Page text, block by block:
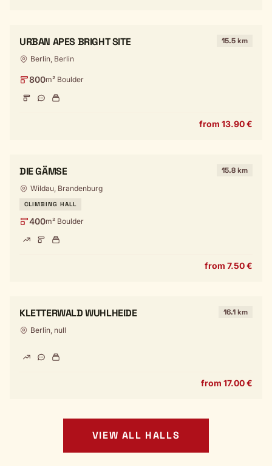
URBAN APES BRIGHT SITE 15.5 km
Berlin, Berlin
800m² Boulder
from 13.90 €
DIE GÄMSE 15.8 km
Wildau, Brandenburg
CLIMBING HALL
400m² Boulder
from 7.50 €
KLETTERWALD WUHLHEIDE 16.1 km
Berlin, null
from 17.00 €
VIEW ALL HALLS